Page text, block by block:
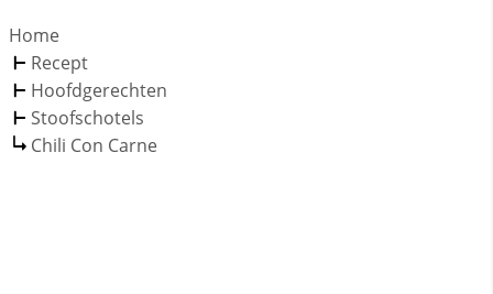
Home
Recept
Hoofdgerechten
Stoofschotels
Chili Con Carne